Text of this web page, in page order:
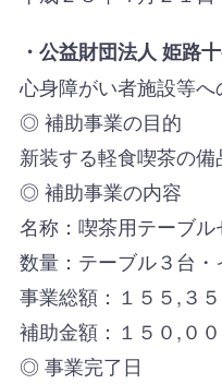
・公益財団法人 姫路
心身障がい者施設等へ
◎ 補助事業の目的
新装する軽食喫茶の備
◎ 補助事業の内容
名称：喫茶用テーブル
数量：テーブル３台・
事業総額：１５５,３
補助金額：１５０,０
◎ 事業完了日